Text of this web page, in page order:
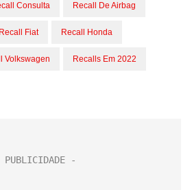
Consulta Recall De Airbag
Recall Fiat Recall Honda
Volkswagen Recalls Em 2022